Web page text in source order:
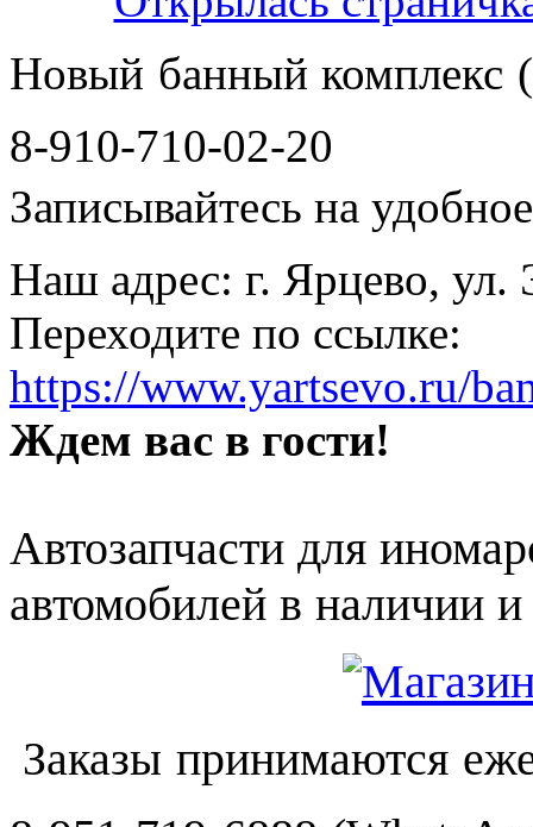
Новый банный комплекс
8-910-710-02-20
Записывайтесь на
Наш адрес: г. Ярцево, ул.
Переходите по ссылке:
https://www.yartsevo.ru/
Ждем вас в гости!
Автозапчасти для
автомобилей в наличии и
Заказы принимаются